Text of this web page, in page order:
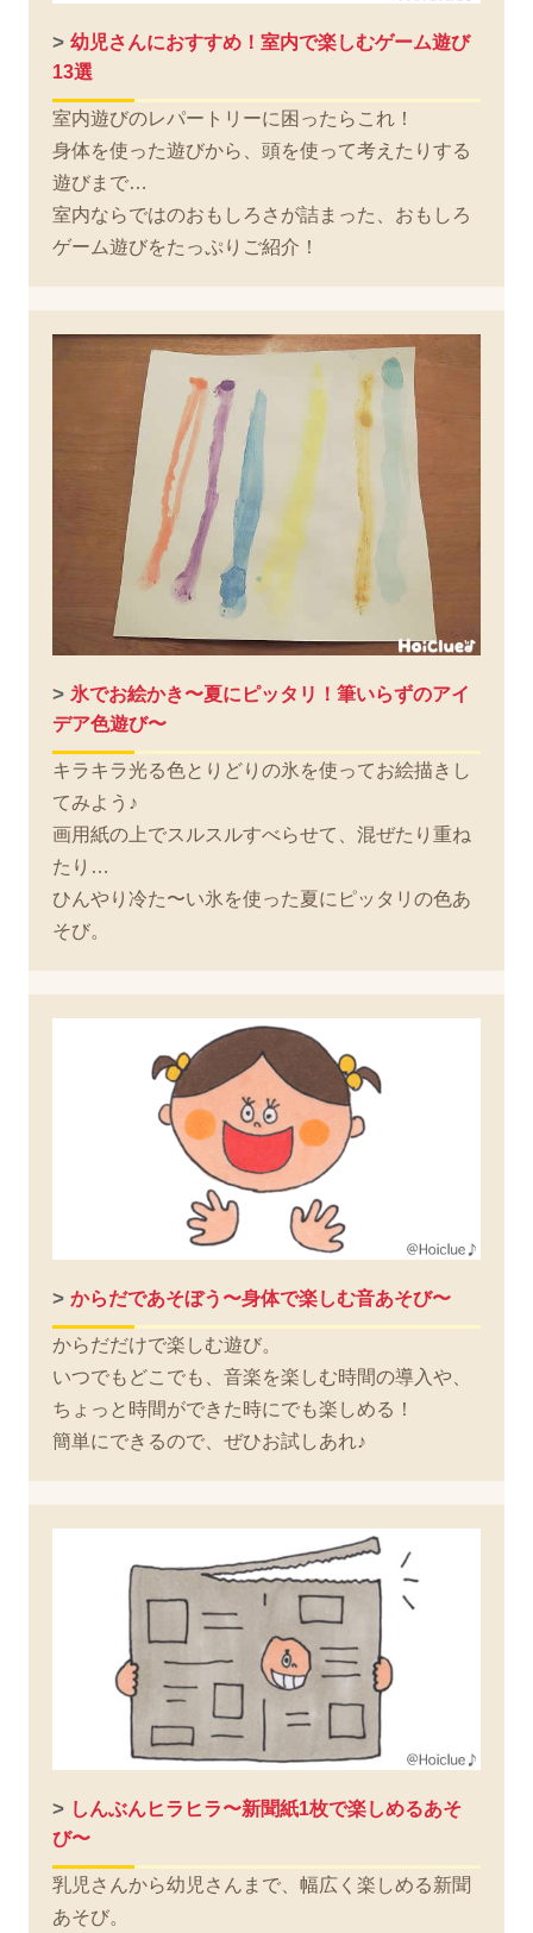
> 幼児さんにおすすめ！室内で楽しむゲーム遊び
13選
室内遊びのレパートリーに困ったらこれ！
身体を使った遊びから、頭を使って考えたりする
遊びまで…
室内ならではのおもしろさが詰まった、おもしろ
ゲーム遊びをたっぷりご紹介！
> 氷でお絵かき〜夏にピッタリ！筆いらずのアイ
デア色遊び〜
キラキラ光る色とりどりの氷を使ってお絵描きし
てみよう♪
画用紙の上でスルスルすべらせて、混ぜたり重ね
たり…
ひんやり冷た〜い氷を使った夏にピッタリの色あ
そび。
> からだであそぼう〜身体で楽しむ音あそび〜
からだだけで楽しむ遊び。
いつでもどこでも、音楽を楽しむ時間の導入や、
ちょっと時間ができた時にでも楽しめる！
簡単にできるので、ぜひお試しあれ♪
> しんぶんヒラヒラ〜新聞紙1枚で楽しめるあそ
び〜
乳児さんから幼児さんまで、幅広く楽しめる新聞
あそび。